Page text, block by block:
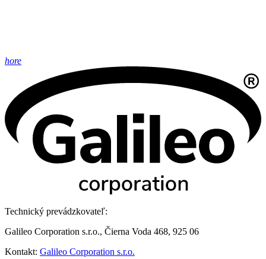
hore
Technický prevádzkovateľ:
Galileo Corporation s.r.o., Čierna Voda 468, 925 06
Kontakt: Galileo Corporation s.r.o.